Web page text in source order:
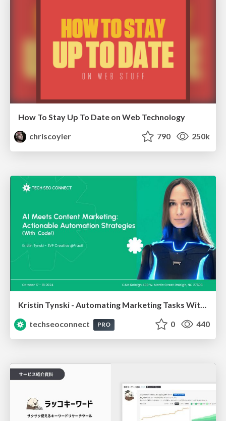
How To Stay Up To Date on Web Technology
chriscoyier
790 250k
Kristin Tynski - Automating Marketing Tasks With AI
techseoconnect
PRO 0 440